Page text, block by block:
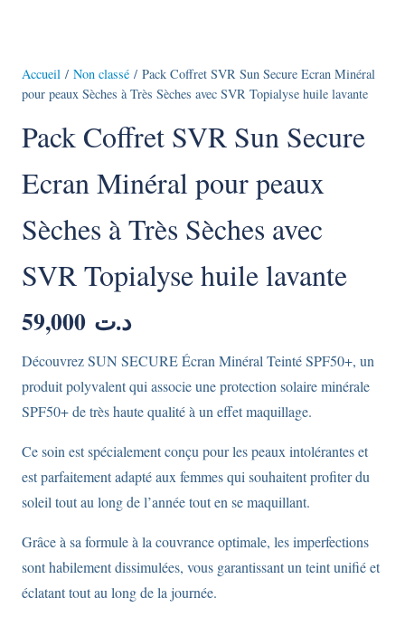
Accueil / Non classé / Pack Coffret SVR Sun Secure Ecran Minéral
pour peaux Sèches à Très Sèches avec SVR Topialyse huile lavante
Pack Coffret SVR Sun Secure
Ecran Minéral pour peaux
Sèches à Très Sèches avec
SVR Topialyse huile lavante
د.ت
Découvrez SUN SECURE Écran Minéral Teinté SPF50+, un
produit polyvalent qui associe une protection solaire minérale
SPF50+ de très haute qualité à un effet maquillage.
Ce soin est spécialement conçu pour les peaux intolérantes et
est parfaitement adapté aux femmes qui souhaitent profiter du
soleil tout au long de l’année tout en se maquillant.
Grâce à sa formule à la couvrance optimale, les imperfections
sont habilement dissimulées, vous garantissant un teint unifié et
éclatant tout au long de la journée.